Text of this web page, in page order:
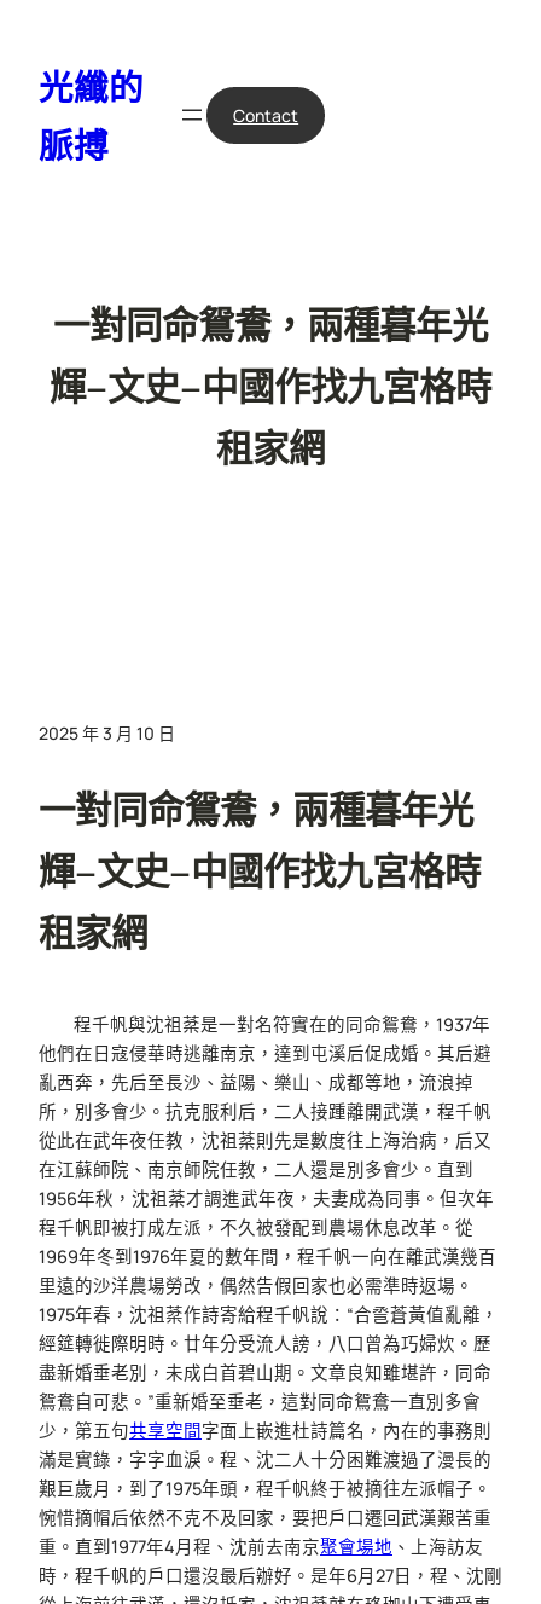
光纖的
脈搏
Contact
一對同命鴛鴦，兩種暮年光
輝–文史–中國作找九宮格時
租家網
2025 年 3 月 10 日
一對同命鴛鴦，兩種暮年光
輝–文史–中國作找九宮格時
租家網
程千帆與沈祖棻是一對名符實在的同命鴛鴦，1937年
他們在日寇侵華時逃離南京，達到屯溪后促成婚。其后避
亂西奔，先后至長沙、益陽、樂山、成都等地，流浪掉
所，別多會少。抗克服利后，二人接踵離開武漢，程千帆
從此在武年夜任教，沈祖棻則先是數度往上海治病，后又
在江蘇師院、南京師院任教，二人還是別多會少。直到
1956年秋，沈祖棻才調進武年夜，夫妻成為同事。但次年
程千帆即被打成左派，不久被發配到農場休息改革。從
1969年冬到1976年夏的數年間，程千帆一向在離武漢幾百
里遠的沙洋農場勞改，偶然告假回家也必需準時返場。
1975年春，沈祖棻作詩寄給程千帆說：“合巹蒼黃值亂離，
經筵轉徙際明時。廿年分受流人謗，八口曾為巧婦炊。歷
盡新婚垂老別，未成白首碧山期。文章良知雖堪許，同命
鴛鴦自可悲。”重新婚至垂老，這對同命鴛鴦一直別多會
少，第五句共享空間字面上嵌進杜詩篇名，內在的事務則
滿是實錄，字字血淚。程、沈二人十分困難渡過了漫長的
艱巨歲月，到了1975年頭，程千帆終于被摘往左派帽子。
惋惜摘帽后依然不克不及回家，要把戶口遷回武漢艱苦重
重。直到1977年4月程、沈前去南京聚會場地 、上海訪友
時，程千帆的戶口還沒最后辦好。是年6月27日，程、沈剛